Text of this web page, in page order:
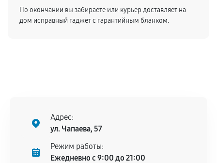
По окончании вы забираете или курьер доставляет на
дом исправный гаджет с гарантийным бланком.
Адрес:
ул. Чапаева, 57
Режим работы:
Ежедневно с 9:00 до 21:00